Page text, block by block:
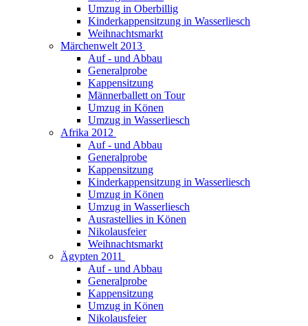
Umzug in Oberbillig
Kinderkappensitzung in Wasserliesch
Weihnachtsmarkt
Märchenwelt 2013
Auf - und Abbau
Generalprobe
Kappensitzung
Männerballett on Tour
Umzug in Könen
Umzug in Wasserliesch
Afrika 2012
Auf - und Abbau
Generalprobe
Kappensitzung
Kinderkappensitzung in Wasserliesch
Umzug in Könen
Umzug in Wasserliesch
Ausrastellies in Könen
Nikolausfeier
Weihnachtsmarkt
Ägypten 2011
Auf - und Abbau
Generalprobe
Kappensitzung
Umzug in Könen
Nikolausfeier